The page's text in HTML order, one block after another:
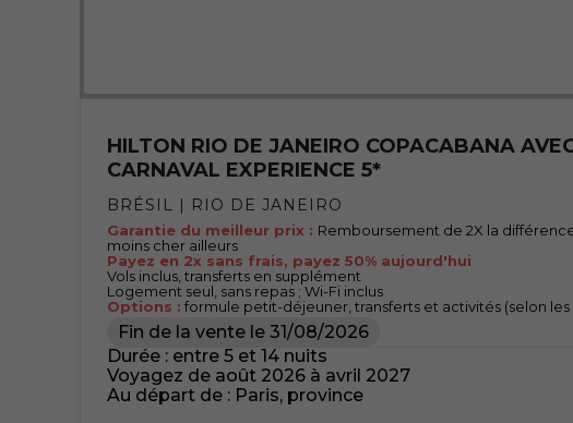
HILTON RIO DE JANEIRO COPACABANA
CARNAVAL EXPERIENCE 5*
BRÉSIL | RIO DE JANEIRO
Garantie du meilleur prix : Remboursement de 2X la
moins cher ailleurs
Payez en 2x sans frais, payez 50% aujourd'hui
Vols inclus, transferts en supplément
Logement seul, sans repas ; Wi-Fi inclus
Options : formule petit-déjeuner, transferts et activités (selon les
Fin de la vente le 31/08/2026
Durée : entre 5 et 14 nuits
Voyagez de août 2026 à avril 2027
Au départ de : Paris, province